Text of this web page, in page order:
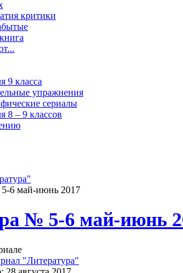
критики
9 класса
упражнения
сериалы
8 – 9 классов
6 май-июнь 2017
№ 5-6 май-июнь
"Литература"